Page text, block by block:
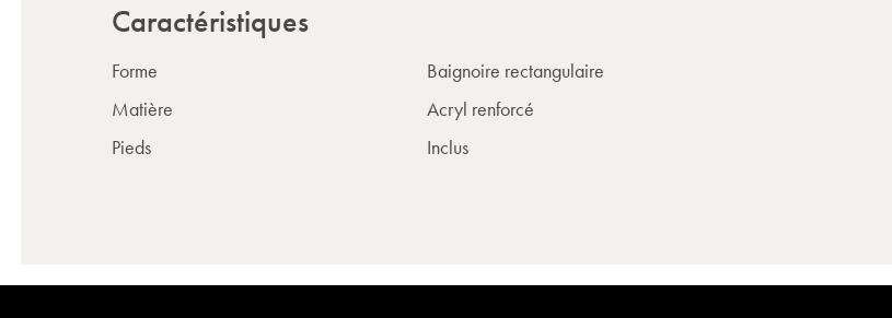
Caractéristiques
Forme
Baignoire rectangulaire
Matière
Acryl renforcé
Pieds
Inclus